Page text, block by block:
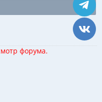
форума.